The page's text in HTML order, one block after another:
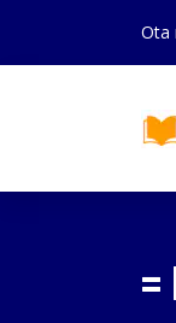
Ota
=